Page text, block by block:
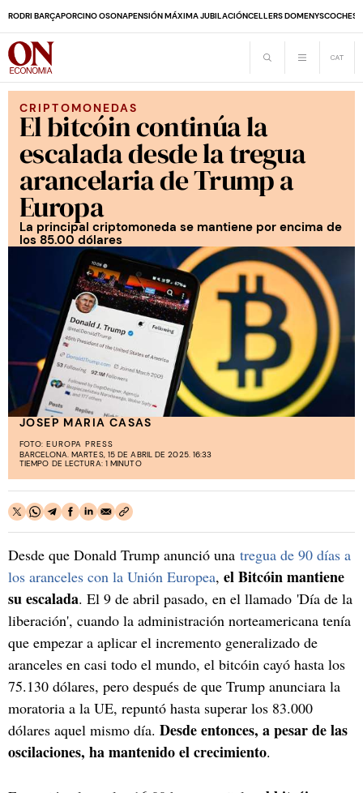
RODRI BARÇAPORCINO OSONAPENSIÓN MÁXIMA JUBILACIÓNCELLERS DOMENYSCOCHES
CRIPTOMONEDAS
El bitcóin continúa la
escalada desde la tregua
arancelaria de Trump a
Europa
La principal criptomoneda se mantiene por encima de
los 85.00 dólares
JOSEP MARIA CASAS
FOTO: EUROPA PRESS
BARCELONA. MARTES, 15 DE ABRIL DE 2025. 16:33
TIEMPO DE LECTURA: 1 MINUTO
Desde que Donald Trump anunció una tregua de 90 días a
los aranceles con la Unión Europea, el Bitcóin mantiene
su escalada. El 9 de abril pasado, en el llamado 'Día de la
liberación', cuando la administración norteamericana tenía
que empezar a aplicar el incremento generalizado de
aranceles en casi todo el mundo, el bitcóin cayó hasta los
75.130 dólares, pero después de que Trump anunciara la
moratoria a la UE, repuntó hasta superar los 83.000
dólares aquel mismo día. Desde entonces, a pesar de las
oscilaciones, ha mantenido el crecimiento.